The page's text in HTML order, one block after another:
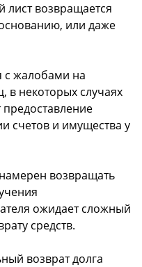
лист возвращается
или даже
с жалобами на
в некоторых случаях
счетов и имущества у
возвращать
ожидает сложный
средств.
возврат долга